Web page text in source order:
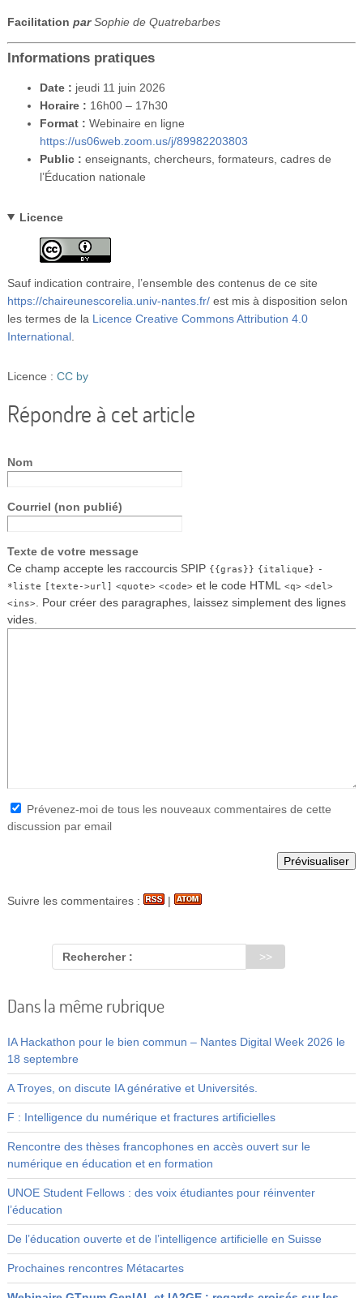
Facilitation parSophie de Quatrebarbes
Informations pratiques
Date : jeudi 11 juin 2026
Horaire : 16h00 – 17h30
Format : Webinaire en ligne
https://us06web.zoom.us/j/89982203803
Public : enseignants, chercheurs, formateurs, cadres de
l’Éducation nationale
Licence
Sauf indication contraire, l’ensemble des contenus de ce site
https://chaireunescorelia.univ-nantes.fr/est mis à disposition selon
les termes de la Licence Creative Commons Attribution 4.0
International.
Licence : CC by
Répondre à cet article
Nom
Courriel (non publié)
Texte de votre message
Ce champ accepte les raccourcis SPIP {{gras}} {italique} -
*liste [texte->url] <quote> <code>et le code HTML <q> <del>
<ins>. Pour créer des paragraphes, laissez simplement des lignes
vides.
Prévenez-moi de tous les nouveaux commentaires de cette
discussion par email
Suivre les commentaires : |
Rechercher :
Dans la même rubrique
IA Hackathon pour le bien commun – Nantes Digital Week 2026 le
18 septembre
A Troyes, on discute IA générative et Universités.
F : Intelligence du numérique et fractures artificielles
Rencontre des thèses francophones en accès ouvert sur le
numérique en éducation et en formation
UNOE Student Fellows : des voix étudiantes pour réinventer
l’éducation
De l’éducation ouverte et de l’intelligence artificielle en Suisse
Prochaines rencontres Métacartes